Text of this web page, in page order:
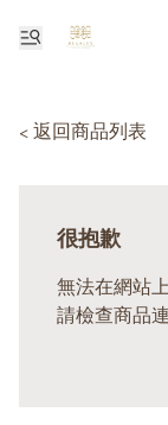
< 返回商品列表
很抱歉
無法在網站
請檢查商品